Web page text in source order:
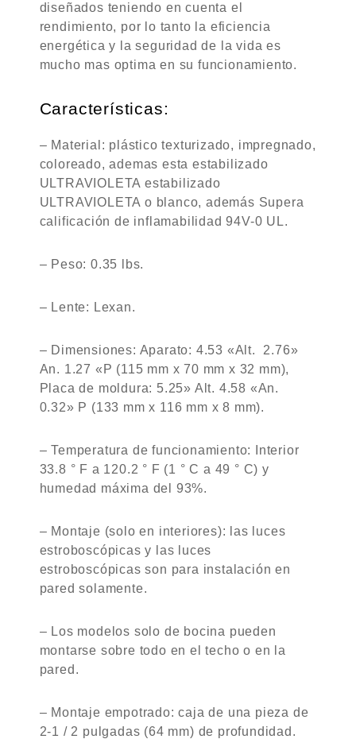
diseñados teniendo en cuenta el
rendimiento, por lo tanto la eficiencia
energética y la seguridad de la vida es
mucho mas optima en su funcionamiento.
Características:
– Material: plástico texturizado, impregnado,
coloreado, ademas esta estabilizado
ULTRAVIOLETA estabilizado
ULTRAVIOLETA o blanco, además Supera
calificación de inflamabilidad 94V-0 UL.
– Peso: 0.35 lbs.
– Lente: Lexan.
– Dimensiones: Aparato: 4.53 «Alt. 2.76»
An. 1.27 «P (115 mm x 70 mm x 32 mm),
Placa de moldura: 5.25» Alt. 4.58 «An.
0.32» P (133 mm x 116 mm x 8 mm).
– Temperatura de funcionamiento: Interior
33.8 ° F a 120.2 ° F (1 ° C a 49 ° C) y
humedad máxima del 93%.
– Montaje (solo en interiores): las luces
estroboscópicas y las luces
estroboscópicas son para instalación en
pared solamente.
– Los modelos solo de bocina pueden
montarse sobre todo en el techo o en la
pared.
– Montaje empotrado: caja de una pieza de
2-1 / 2 pulgadas (64 mm) de profundidad.